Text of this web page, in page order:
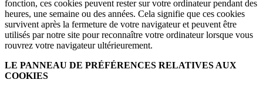
fonction, ces cookies peuvent rester sur votre ordinateur pendant des
heures, une semaine ou des années. Cela signifie que ces cookies
survivent après la fermeture de votre navigateur et peuvent être
utilisés par notre site pour reconnaître votre ordinateur lorsque vous
rouvrez votre navigateur ultérieurement.
LE PANNEAU DE PRÉFÉRENCES RELATIVES AUX
COOKIES